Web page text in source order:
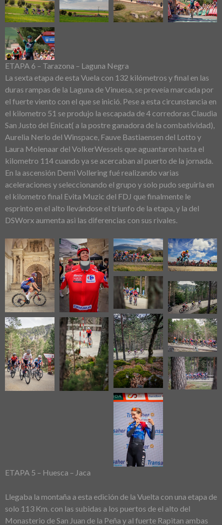
ETAPA 6 – Tarazona – Laguna Negra
La sexta etapa de esta Vuela con 132 kilómetros y final en las
duras rampas de la Laguna de Vinuesa, se preveía marcada por
el fuerte viento con el que se inició. Pese a esta circunstancia en
el kilometro 51 se produjo la escapada de 4 corredoras Claudia
San Justo del Enicat( a la postre ganadora de la combatividad),
Aurelia Nerlo del Winspace, Fauve Bastiaensen del Lotto y
Laura Molenaar del VolkerWessels que aguantaron hasta el
kilometro 114 cuando ya se acercaban al puerto de la jornada.
En la ascensión Demi Vollering fué realizando varias
aceleraciones y seleccionando el grupo y solo pudo seguirla en
el kilometro final Evita Muzic del FDJ que finalmente le
esprinto en el alto llevándose el triunfo de la etapa, y la del
DSWorx aumenta asi las diferencias con sus rivales.
ETAPA 5 – Huesca – Jaca
Llegaba la montaña a esta edición de la Vuelta con una etapa de
solo 113 Km. con las subidas a los puertos de el alto del
Monasterio de San Juan de la Peña y al fuerte Rapitan ambas